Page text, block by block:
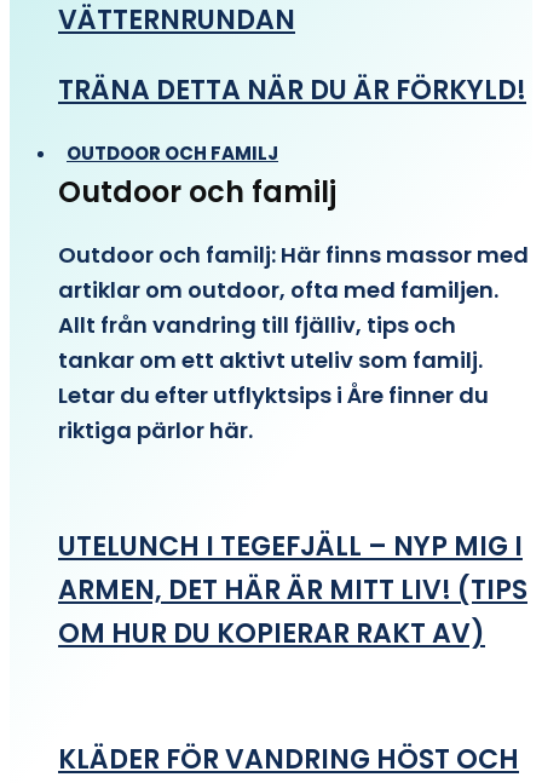
VÄTTERNRUNDAN
TRÄNA DETTA NÄR DU ÄR FÖRKYLD!
OUTDOOR OCH FAMILJ
Outdoor och familj
Outdoor och familj: Här finns massor med
artiklar om outdoor, ofta med familjen.
Allt från vandring till fjälliv, tips och
tankar om ett aktivt uteliv som familj.
Letar du efter utflyktsips i Åre finner du
riktiga pärlor här.
UTELUNCH I TEGEFJÄLL – NYP MIG I
ARMEN, DET HÄR ÄR MITT LIV! (TIPS
OM HUR DU KOPIERAR RAKT AV)
KLÄDER FÖR VANDRING HÖST OCH